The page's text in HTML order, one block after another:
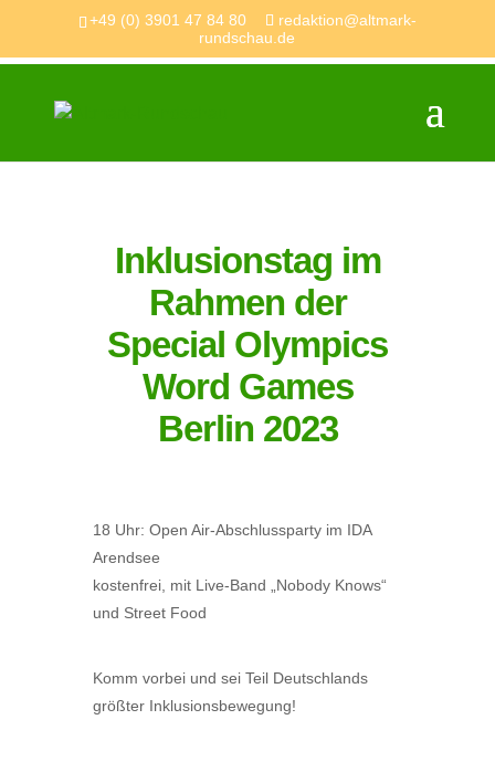
+49 (0) 3901 47 84 80
redaktion@altmark-
rundschau.de
Inklusionstag im
Rahmen der
Special Olympics
Word Games
Berlin 2023
18 Uhr: Open Air-Abschlussparty im IDA
Arendsee
kostenfrei, mit Live-Band „Nobody Knows“
und Street Food
Komm vorbei und sei Teil Deutschlands
größter Inklusionsbewegung!